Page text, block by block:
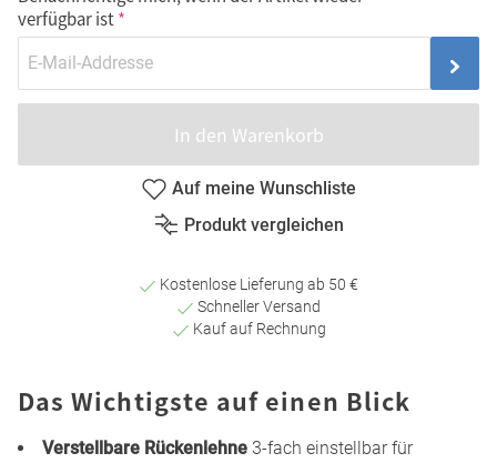
verfügbar ist
In den Warenkorb
Auf meine Wunschliste
Produkt vergleichen
Kostenlose Lieferung ab 50 €
Schneller Versand
Kauf auf Rechnung
Das Wichtigste auf einen Blick
Verstellbare Rückenlehne 3-fach einstellbar für